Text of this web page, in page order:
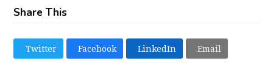
Share This
Twitter Facebook LinkedIn Email